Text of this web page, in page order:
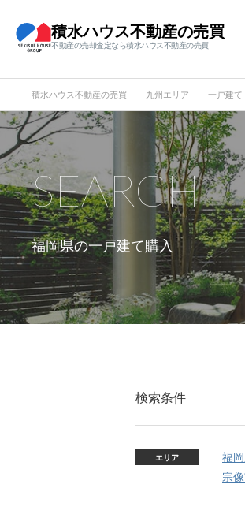
積水ハウス不動産の売買
不動産の売却査定なら積水ハウス不動産の売買
積水ハウス不動産の売買 九州エリア 一戸建て
福岡県の一戸建て購入
SEARCH
検索条件
エリア 福
宗